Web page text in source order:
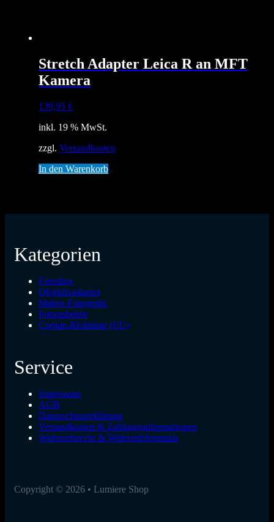
Stretch Adapter Leica R an MFT
Kamera
139,95 €
inkl. 19 % MwSt.
zzgl. Versandkosten
In den Warenkorb
Kategorien
Fotodiox
Objektivadapter
Makro-Fotografie
Fotozubehör
Cookie-Richtlinie (EU)
Service
Impressum
AGB
Datenschutzerklärung
Versandkosten & Zahlungsinformationen
Widerrufsrecht & Widerrufsformular
Copyright © 2026 • Lumiere Shop